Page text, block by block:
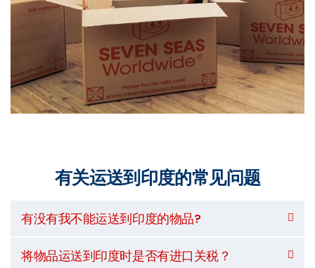
有关运送到印度的常见问题
有没有我不能运送到印度的物品?
将物品运送到印度时是否有进口关税？